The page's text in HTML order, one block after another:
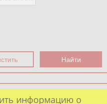
информацию о